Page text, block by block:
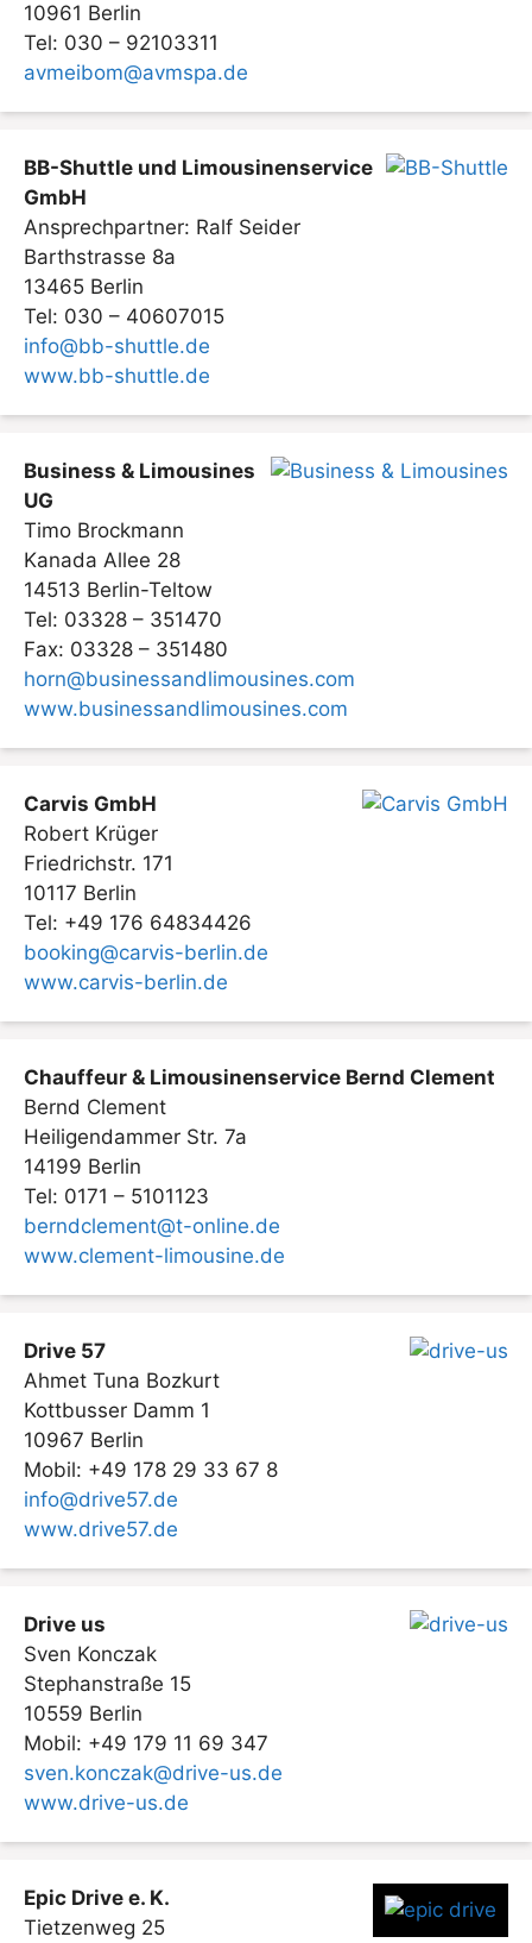
10961 Berlin
Tel: 030 – 92103311
avmeibom@avmspa.de
BB-Shuttle und Limousinenservice
GmbH
Ansprechpartner: Ralf Seider
Barthstrasse 8a
13465 Berlin
Tel: 030 – 40607015
info@bb-shuttle.de
www.bb-shuttle.de
Business & Limousines
UG
Timo Brockmann
Kanada Allee 28
14513 Berlin-Teltow
Tel: 03328 – 351470
Fax: 03328 – 351480
horn@businessandlimousines.com
www.businessandlimousines.com
Carvis GmbH
Robert Krüger
Friedrichstr. 171
10117 Berlin
Tel: +49 176 64834426
booking@carvis-berlin.de
www.carvis-berlin.de
Chauffeur & Limousinenservice Bernd Clement
Bernd Clement
Heiligendammer Str. 7a
14199 Berlin
Tel: 0171 – 5101123
berndclement@t-online.de
www.clement-limousine.de
Drive 57
Ahmet Tuna Bozkurt
Kottbusser Damm 1
10967 Berlin
Mobil: +49 178 29 33 67 8
info@drive57.de
www.drive57.de
Drive us
Sven Konczak
Stephanstraße 15
10559 Berlin
Mobil: +49 179 11 69 347
sven.konczak@drive-us.de
www.drive-us.de
Epic Drive e. K.
Tietzenweg 25